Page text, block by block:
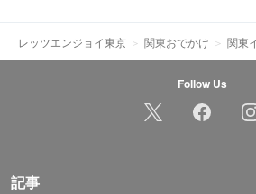
レッツエンジョイ東京 関東おでかけ 関東
Follow Us
記事